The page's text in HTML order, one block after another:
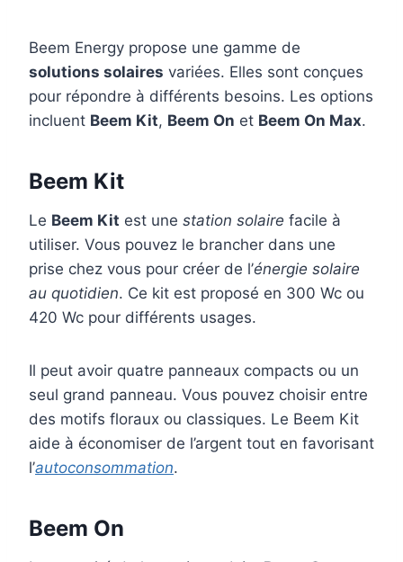
Beem Energy propose une gamme de
solutions solaires variées. Elles sont conçues
pour répondre à différents besoins. Les options
incluent Beem Kit, Beem On et Beem On Max.
Beem Kit
Le Beem Kit est une station solaire facile à
utiliser. Vous pouvez le brancher dans une
prise chez vous pour créer de l’énergie solaire
au quotidien. Ce kit est proposé en 300 Wc ou
420 Wc pour différents usages.
Il peut avoir quatre panneaux compacts ou un
seul grand panneau. Vous pouvez choisir entre
des motifs floraux ou classiques. Le Beem Kit
aide à économiser de l’argent tout en favorisant
l’autoconsommation.
Beem On